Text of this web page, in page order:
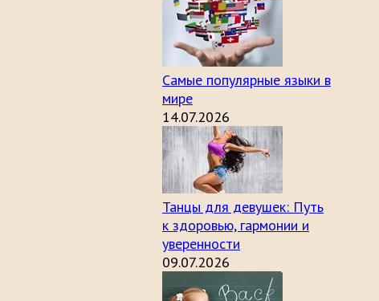
Самые популярные языки в
мире
14.07.2026
Танцы для девушек: Путь
к здоровью, гармонии и
уверенности
09.07.2026